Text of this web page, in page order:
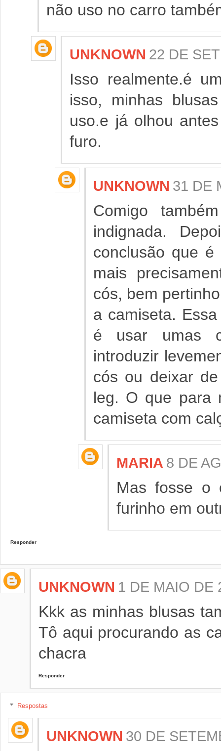
não uso no carro
UNKNOWN 22 DE
Isso realmente.é
isso, minhas
uso.e já olhou
furo.
UNKNOWN 31 DE
Comigo
indignada.
conclusão que
mais
cós, bem
a camiseta.
é usar umas
introduzir
cós ou deixar
leg. O que para
camiseta com
MARIA 8 DE
Mas fosse o
furinho em
Responder
UNKNOWN 1 DE MAIO DE
Kkk as minhas blusas
Tô aqui procurando as
chacra
Responder
Respostas
UNKNOWN 30 DE